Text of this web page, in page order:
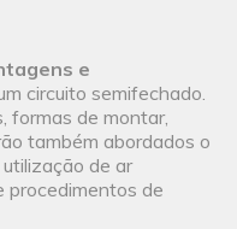
e
circuito semifechado.
formas de montar,
também abordados o
utilização de ar
procedimentos de